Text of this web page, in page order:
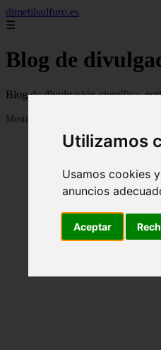
Utilizamos
Usamos cookies
anuncios
Aceptar
dimetilsulfuro.es
☰
Blog de
Blog de divulgación científica,
Mostrando 1 - 24 de 907 artículos